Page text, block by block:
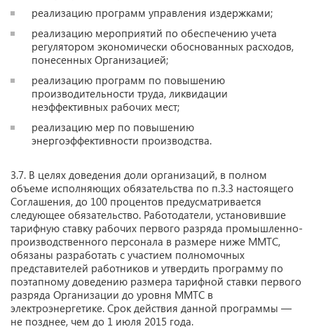
реализацию программ управления издержками;
реализацию мероприятий по обеспечению учета
регулятором экономически обоснованных расходов,
понесенных Организацией;
реализацию программ по повышению
производительности труда, ликвидации
неэффективных рабочих мест;
реализацию мер по повышению
энергоэффективности производства.
3.7. В целях доведения доли организаций, в полном
объеме исполняющих обязательства по п.3.3 настоящего
Соглашения, до 100 процентов предусматривается
следующее обязательство. Работодатели, установившие
тарифную ставку рабочих первого разряда промышленно-
производственного персонала в размере ниже ММТС,
обязаны разработать с участием полномочных
представителей работников и утвердить программу по
поэтапному доведению размера тарифной ставки первого
разряда Организации до уровня ММТС в
электроэнергетике. Срок действия данной программы —
не позднее, чем до 1 июля 2015 года.